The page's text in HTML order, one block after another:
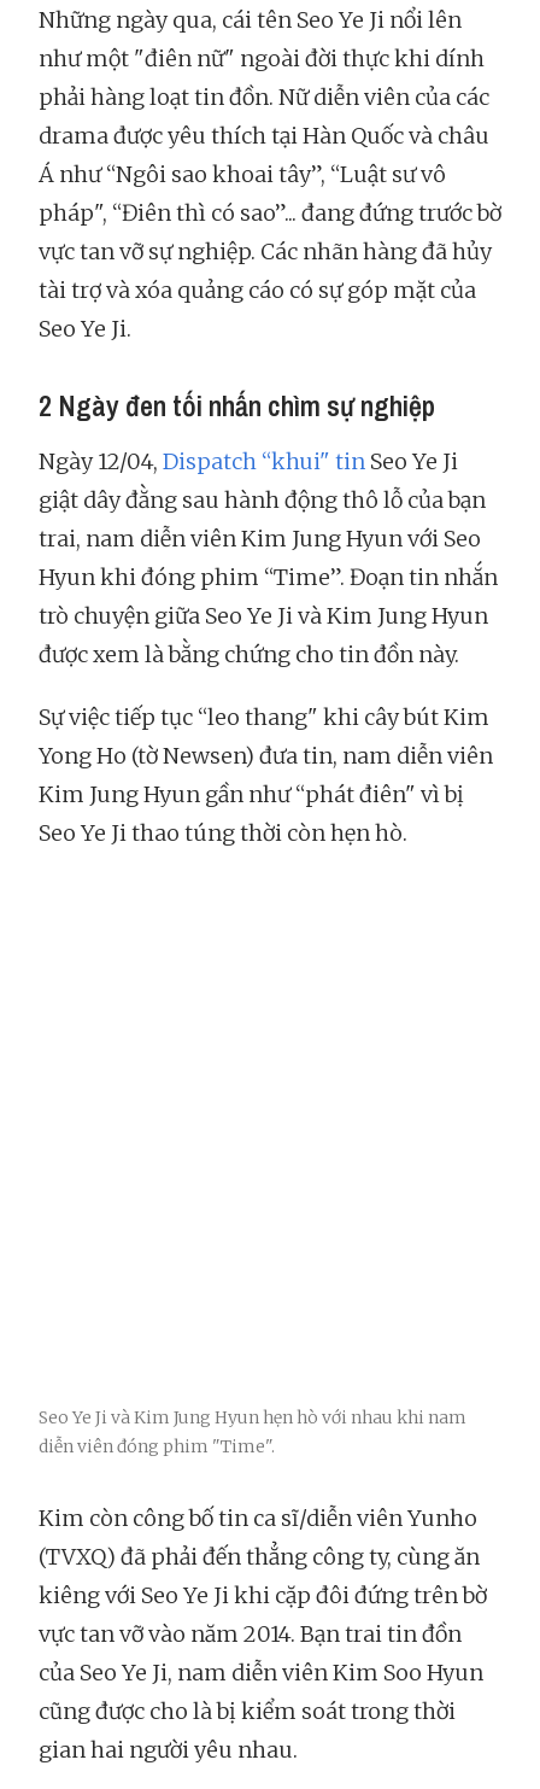
Những ngày qua, cái tên Seo Ye Ji nổi lên
như một "điên nữ" ngoài đời thực khi dính
phải hàng loạt tin đồn. Nữ diễn viên của các
drama được yêu thích tại Hàn Quốc và châu
Á như “Ngôi sao khoai tây”, “Luật sư vô
pháp", “Điên thì có sao”... đang đứng trước bờ
vực tan vỡ sự nghiệp. Các nhãn hàng đã hủy
tài trợ và xóa quảng cáo có sự góp mặt của
Seo Ye Ji.
2 Ngày đen tối nhấn chìm sự nghiệp
Ngày 12/04, Dispatch “khui" tin Seo Ye Ji
giật dây đằng sau hành động thô lỗ của bạn
trai, nam diễn viên Kim Jung Hyun với Seo
Hyun khi đóng phim “Time”. Đoạn tin nhắn
trò chuyện giữa Seo Ye Ji và Kim Jung Hyun
được xem là bằng chứng cho tin đồn này.
Sự việc tiếp tục “leo thang" khi cây bút Kim
Yong Ho (tờ Newsen) đưa tin, nam diễn viên
Kim Jung Hyun gần như “phát điên" vì bị
Seo Ye Ji thao túng thời còn hẹn hò.
Seo Ye Ji và Kim Jung Hyun hẹn hò với nhau khi nam
diễn viên đóng phim "Time".
Kim còn công bố tin ca sĩ/diễn viên Yunho
(TVXQ) đã phải đến thẳng công ty, cùng ăn
kiêng với Seo Ye Ji khi cặp đôi đứng trên bờ
vực tan vỡ vào năm 2014. Bạn trai tin đồn
của Seo Ye Ji, nam diễn viên Kim Soo Hyun
cũng được cho là bị kiểm soát trong thời
gian hai người yêu nhau.